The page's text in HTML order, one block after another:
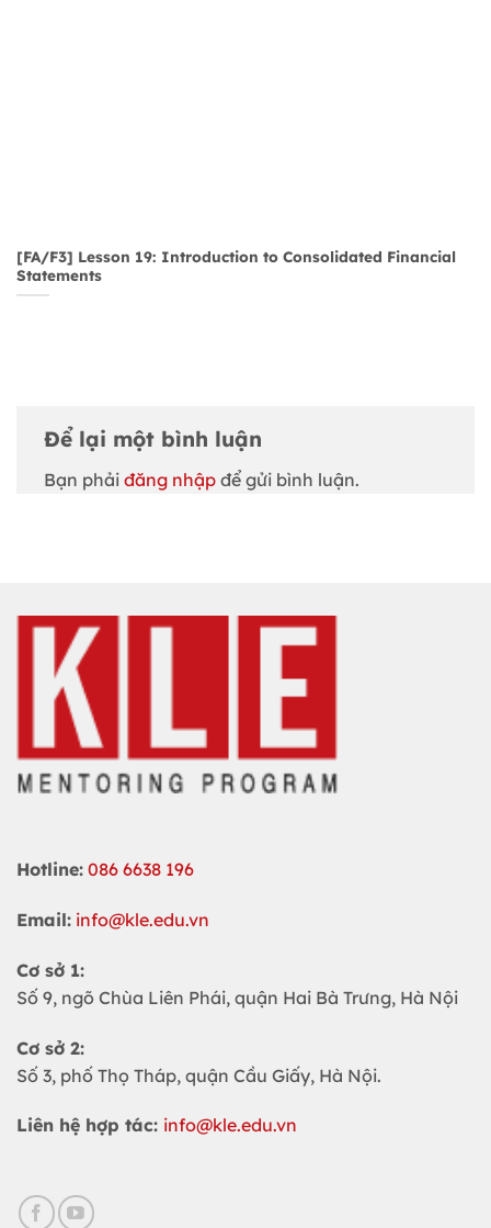
[FA/F3] Lesson 19: Introduction to Consolidated Financial
Statements
Để lại một bình luận
Bạn phải đăng nhập để gửi bình luận.
Hotline: 086 6638 196
Email: info@kle.edu.vn
Cơ sở 1:
Số 9, ngõ Chùa Liên Phái, quận Hai Bà Trưng, Hà Nội
Cơ sở 2:
Số 3, phố Thọ Tháp, quận Cầu Giấy, Hà Nội.
Liên hệ hợp tác: info@kle.edu.vn